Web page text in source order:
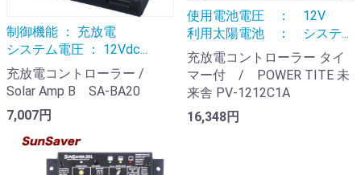
制御機能 ： 充放電
システム電圧 ： 12Vdc...
充放電コントローラー /
Solar Amp B SA-BA20
7,007円
使用電池電圧 ： 12V
利用太陽電池 ： システ...
充放電コントローラー タイ
マー付 / POWER TITE 未
来舎 PV-1212C1A
16,348円